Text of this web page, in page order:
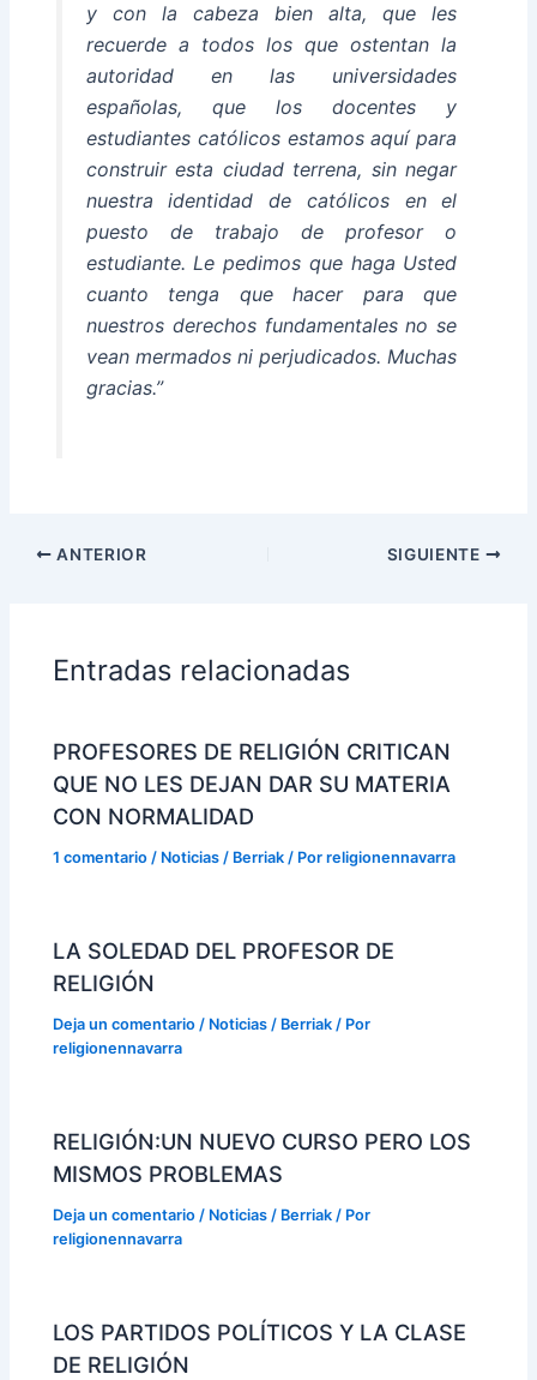
y con la cabeza bien alta, que les
recuerde a todos los que ostentan la
autoridad en las universidades
españolas, que los docentes y
estudiantes católicos estamos aquí para
construir esta ciudad terrena, sin negar
nuestra identidad de católicos en el
puesto de trabajo de profesor o
estudiante. Le pedimos que haga Usted
cuanto tenga que hacer para que
nuestros derechos fundamentales no se
vean mermados ni perjudicados. Muchas
gracias.”
ANTERIOR SIGUIENTE
Entradas relacionadas
PROFESORES DE RELIGIÓN CRITICAN
QUE NO LES DEJAN DAR SU MATERIA
CON NORMALIDAD
1 comentario / Noticias / Berriak / Porreligionennavarra
LA SOLEDAD DEL PROFESOR DE
RELIGIÓN
Deja un comentario / Noticias / Berriak / Por
religionennavarra
RELIGIÓN:UN NUEVO CURSO PERO LOS
MISMOS PROBLEMAS
Deja un comentario / Noticias / Berriak / Por
religionennavarra
LOS PARTIDOS POLÍTICOS Y LA CLASE
DE RELIGIÓN